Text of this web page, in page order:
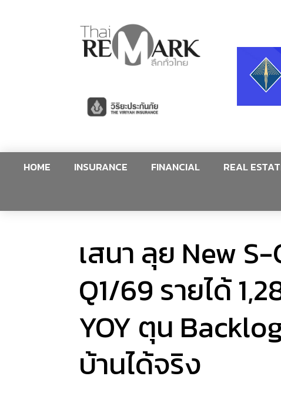
HOME INSURANCE FINANCIAL REAL
เสนา ลุย New
Q1/69 รายได้
YOY ตุน
บ้านได้จริง